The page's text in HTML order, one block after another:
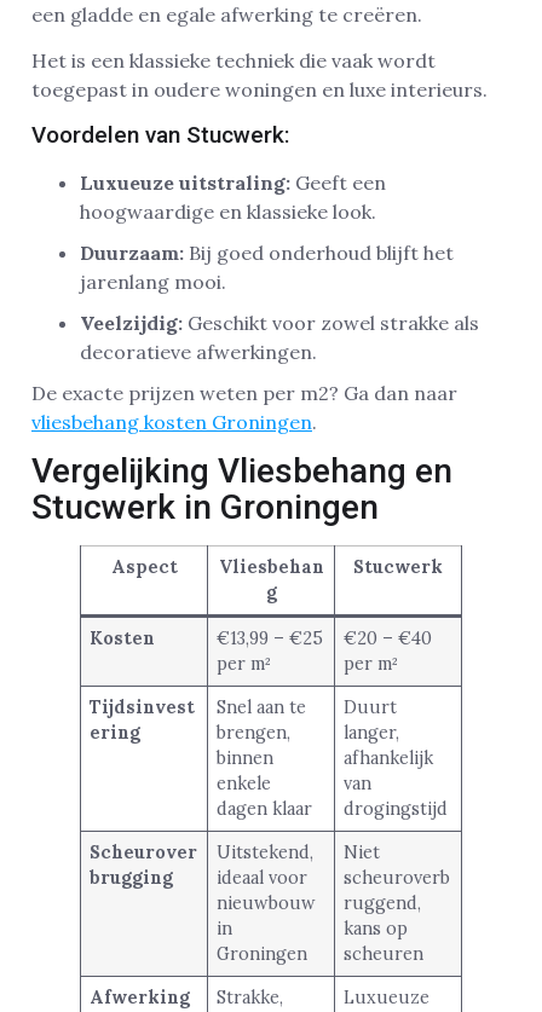
een gladde en egale afwerking te creëren.
Het is een klassieke techniek die vaak wordt
toegepast in oudere woningen en luxe interieurs.
Voordelen van Stucwerk:
Luxueuze uitstraling: Geeft een
hoogwaardige en klassieke look.
Duurzaam: Bij goed onderhoud blijft het
jarenlang mooi.
Veelzijdig: Geschikt voor zowel strakke als
decoratieve afwerkingen.
De exacte prijzen weten per m2? Ga dan naar
vliesbehang kosten Groningen.
Vergelijking Vliesbehang en
Stucwerk in Groningen
Aspect
Vliesbehan
g
Stucwerk
Kosten
€13,99 – €25
per m²
€20 – €40
per m²
Tijdsinvest
ering
Snel aan te
brengen,
binnen
enkele
dagen klaar
Duurt
langer,
afhankelijk
van
drogingstijd
Scheurover
brugging
Uitstekend,
ideaal voor
nieuwbouw
in
Groningen
Niet
scheuroverb
ruggend,
kans op
scheuren
Afwerking
Strakke,
Luxueuze